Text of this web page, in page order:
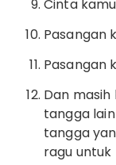
Cinta
Pasangan
Pasangan
Dan
tangga
tangga
ragu untuk